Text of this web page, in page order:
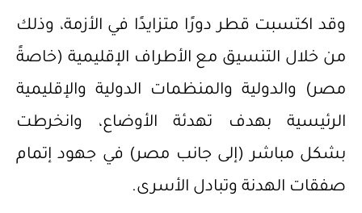
وقد اكتسبت قطر دورًا متزايدًا في الأزمة، وذلك
من خلال التنسيق مع الأطراف الإقليمية (خاصةً
مصر) والدولية والمنظمات الدولية والإقليمية
الرئيسية بهدف تهدئة الأوضاع، وانخرطت
بشكل مباشر (إلى جانب مصر) في جهود إتمام
صفقات الهدنة وتبادل الأسرى.